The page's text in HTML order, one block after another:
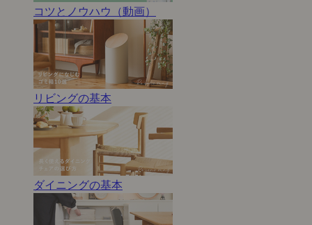
コツとノウハウ（動画）
リビングの基本
ダイニングの基本